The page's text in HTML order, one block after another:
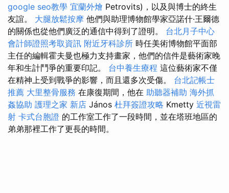
google seo教學 宜蘭外燴 Petrovits)，以及與博士的終生
友誼。 大腿放鬆按摩 他們與助理博物館學家亞諾什·王爾德
的關係也從他們廣泛的通信中得到了證明。 台北月子中心
會計師證照考取資訊 附近牙科診所 時任美術博物館平面部
主任的編輯霍夫曼也極力支持畫家，他們的信件是藝術家晚
年和生計鬥爭的重要印記。 台中養生療程 這位藝術家不僅
在精神上受到戰爭的影響，而且還多次受傷。 台北記帳士
推薦 大里整骨服務 在康復期間，他在 助聽器補助 海外抓
姦協助 護理之家 新店 János 杜拜簽證攻略 Kmetty 近視雷
射 卡式台胞證 的工作室工作了一段時間，並在塔班地區的
弟弟那裡工作了更長的時間。